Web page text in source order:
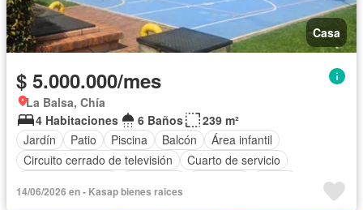
Casa
$ 5.000.000/mes
La Balsa, Chía
4 Habitaciones
6 Baños
239 m²
Jardín
Patio Piscina Balcón
Área infantil
Circuito cerrado de televisión
Cuarto de servicio
Gas natural
14/06/2026 en - Kasap bienes raices